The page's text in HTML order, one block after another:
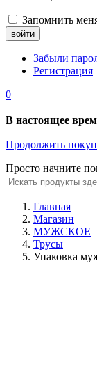
Запомнить
Забыли
Регистрация
0
В настоящее
Продолжить
Просто начните
Главная
Магазин
МУЖСКОЕ
Трусы
Упаковка